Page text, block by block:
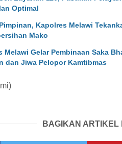
Optimal
Kapolres Melawi
Mako
Melawi Gelar Pembinaan Saka
dan Jiwa Pelopor Kamtibmas
BAGIKAN ARTIKEL